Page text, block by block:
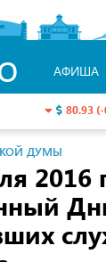
АФИША
80.93
ДУМЫ
2016